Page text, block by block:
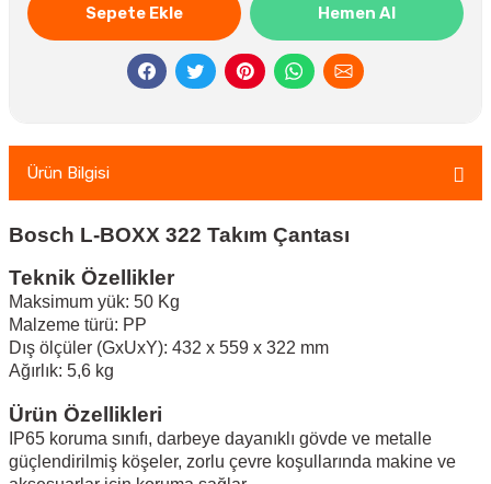
Sepete Ekle Hemen Al
Ürün Bilgisi
Bosch L-BOXX 322 Takım Çantası
Teknik Özellikler
Maksimum yük: 50 Kg
Malzeme türü: PP
Dış ölçüler (GxUxY): 432 x 559 x 322 mm
Ağırlık: 5,6 kg
Ürün Özellikleri
IP65 koruma sınıfı, darbeye dayanıklı gövde ve metalle
güçlendirilmiş köşeler, zorlu çevre koşullarında makine ve